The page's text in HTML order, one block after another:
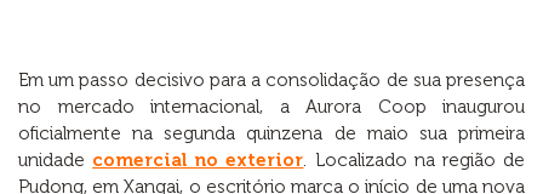
Em um passo decisivo para a consolidação de sua presença
no mercado internacional, a Aurora Coop inaugurou
oficialmente na segunda quinzena de maio sua primeira
unidade comercial no exterior. Localizado na região de
Pudong, em Xangai, o escritório marca o início de uma nova